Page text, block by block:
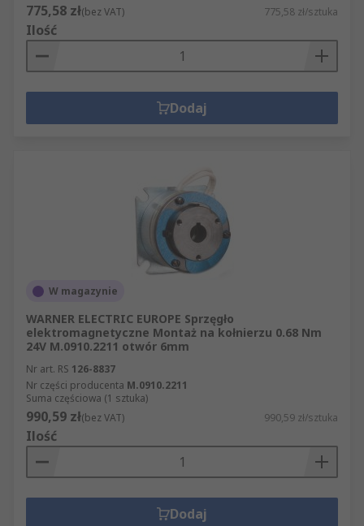
775,58 zł(bez VAT) 775,58 zł/sztuka
Ilość
Dodaj
W magazynie
WARNER ELECTRIC EUROPE Sprzęgło
elektromagnetyczne Montaż na kołnierzu 0.68 Nm
24V M.0910.2211 otwór 6mm
Nr art. RS 126-8837
Nr części producenta M.0910.2211
Suma częściowa (1 sztuka)
990,59 zł(bez VAT) 990,59 zł/sztuka
Ilość
Dodaj